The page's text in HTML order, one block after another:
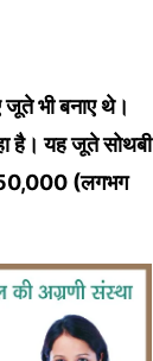
जूते भी बनाए थे।
है। यह जूते सोथबी
(लगभग